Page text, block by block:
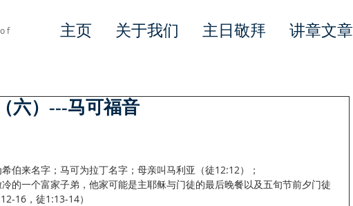
主页 关于我们 主日敬拜 讲章文章
六）---马可福音
伯来名字；马可为拉丁名字；母亲叫马利亚（徒12:12）；
的一个富家子弟，他家可能是主耶稣与门徒的最后晚餐以及五旬节前夕门徒
16，徒1:13-14）